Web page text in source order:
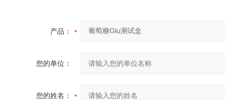
产品：
您的单位：
您的姓名：